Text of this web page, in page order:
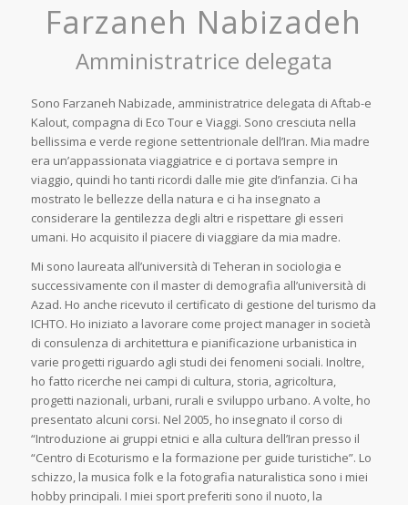
Farzaneh Nabizadeh
Amministratrice delegata
Sono Farzaneh Nabizade, amministratrice delegata di Aftab-e
Kalout, compagna di Eco Tour e Viaggi. Sono cresciuta nella
bellissima e verde regione settentrionale dell’Iran. Mia madre
era un’appassionata viaggiatrice e ci portava sempre in
viaggio, quindi ho tanti ricordi dalle mie gite d’infanzia. Ci ha
mostrato le bellezze della natura e ci ha insegnato a
considerare la gentilezza degli altri e rispettare gli esseri
umani. Ho acquisito il piacere di viaggiare da mia madre.
Mi sono laureata all’università di Teheran in sociologia e
successivamente con il master di demografia all’università di
Azad. Ho anche ricevuto il certificato di gestione del turismo da
ICHTO. Ho iniziato a lavorare come project manager in società
di consulenza di architettura e pianificazione urbanistica in
varie progetti riguardo agli studi dei fenomeni sociali. Inoltre,
ho fatto ricerche nei campi di cultura, storia, agricoltura,
progetti nazionali, urbani, rurali e sviluppo urbano. A volte, ho
presentato alcuni corsi. Nel 2005, ho insegnato il corso di
“Introduzione ai gruppi etnici e alla cultura dell’Iran presso il
“Centro di Ecoturismo e la formazione per guide turistiche”. Lo
schizzo, la musica folk e la fotografia naturalistica sono i miei
hobby principali. I miei sport preferiti sono il nuoto, la